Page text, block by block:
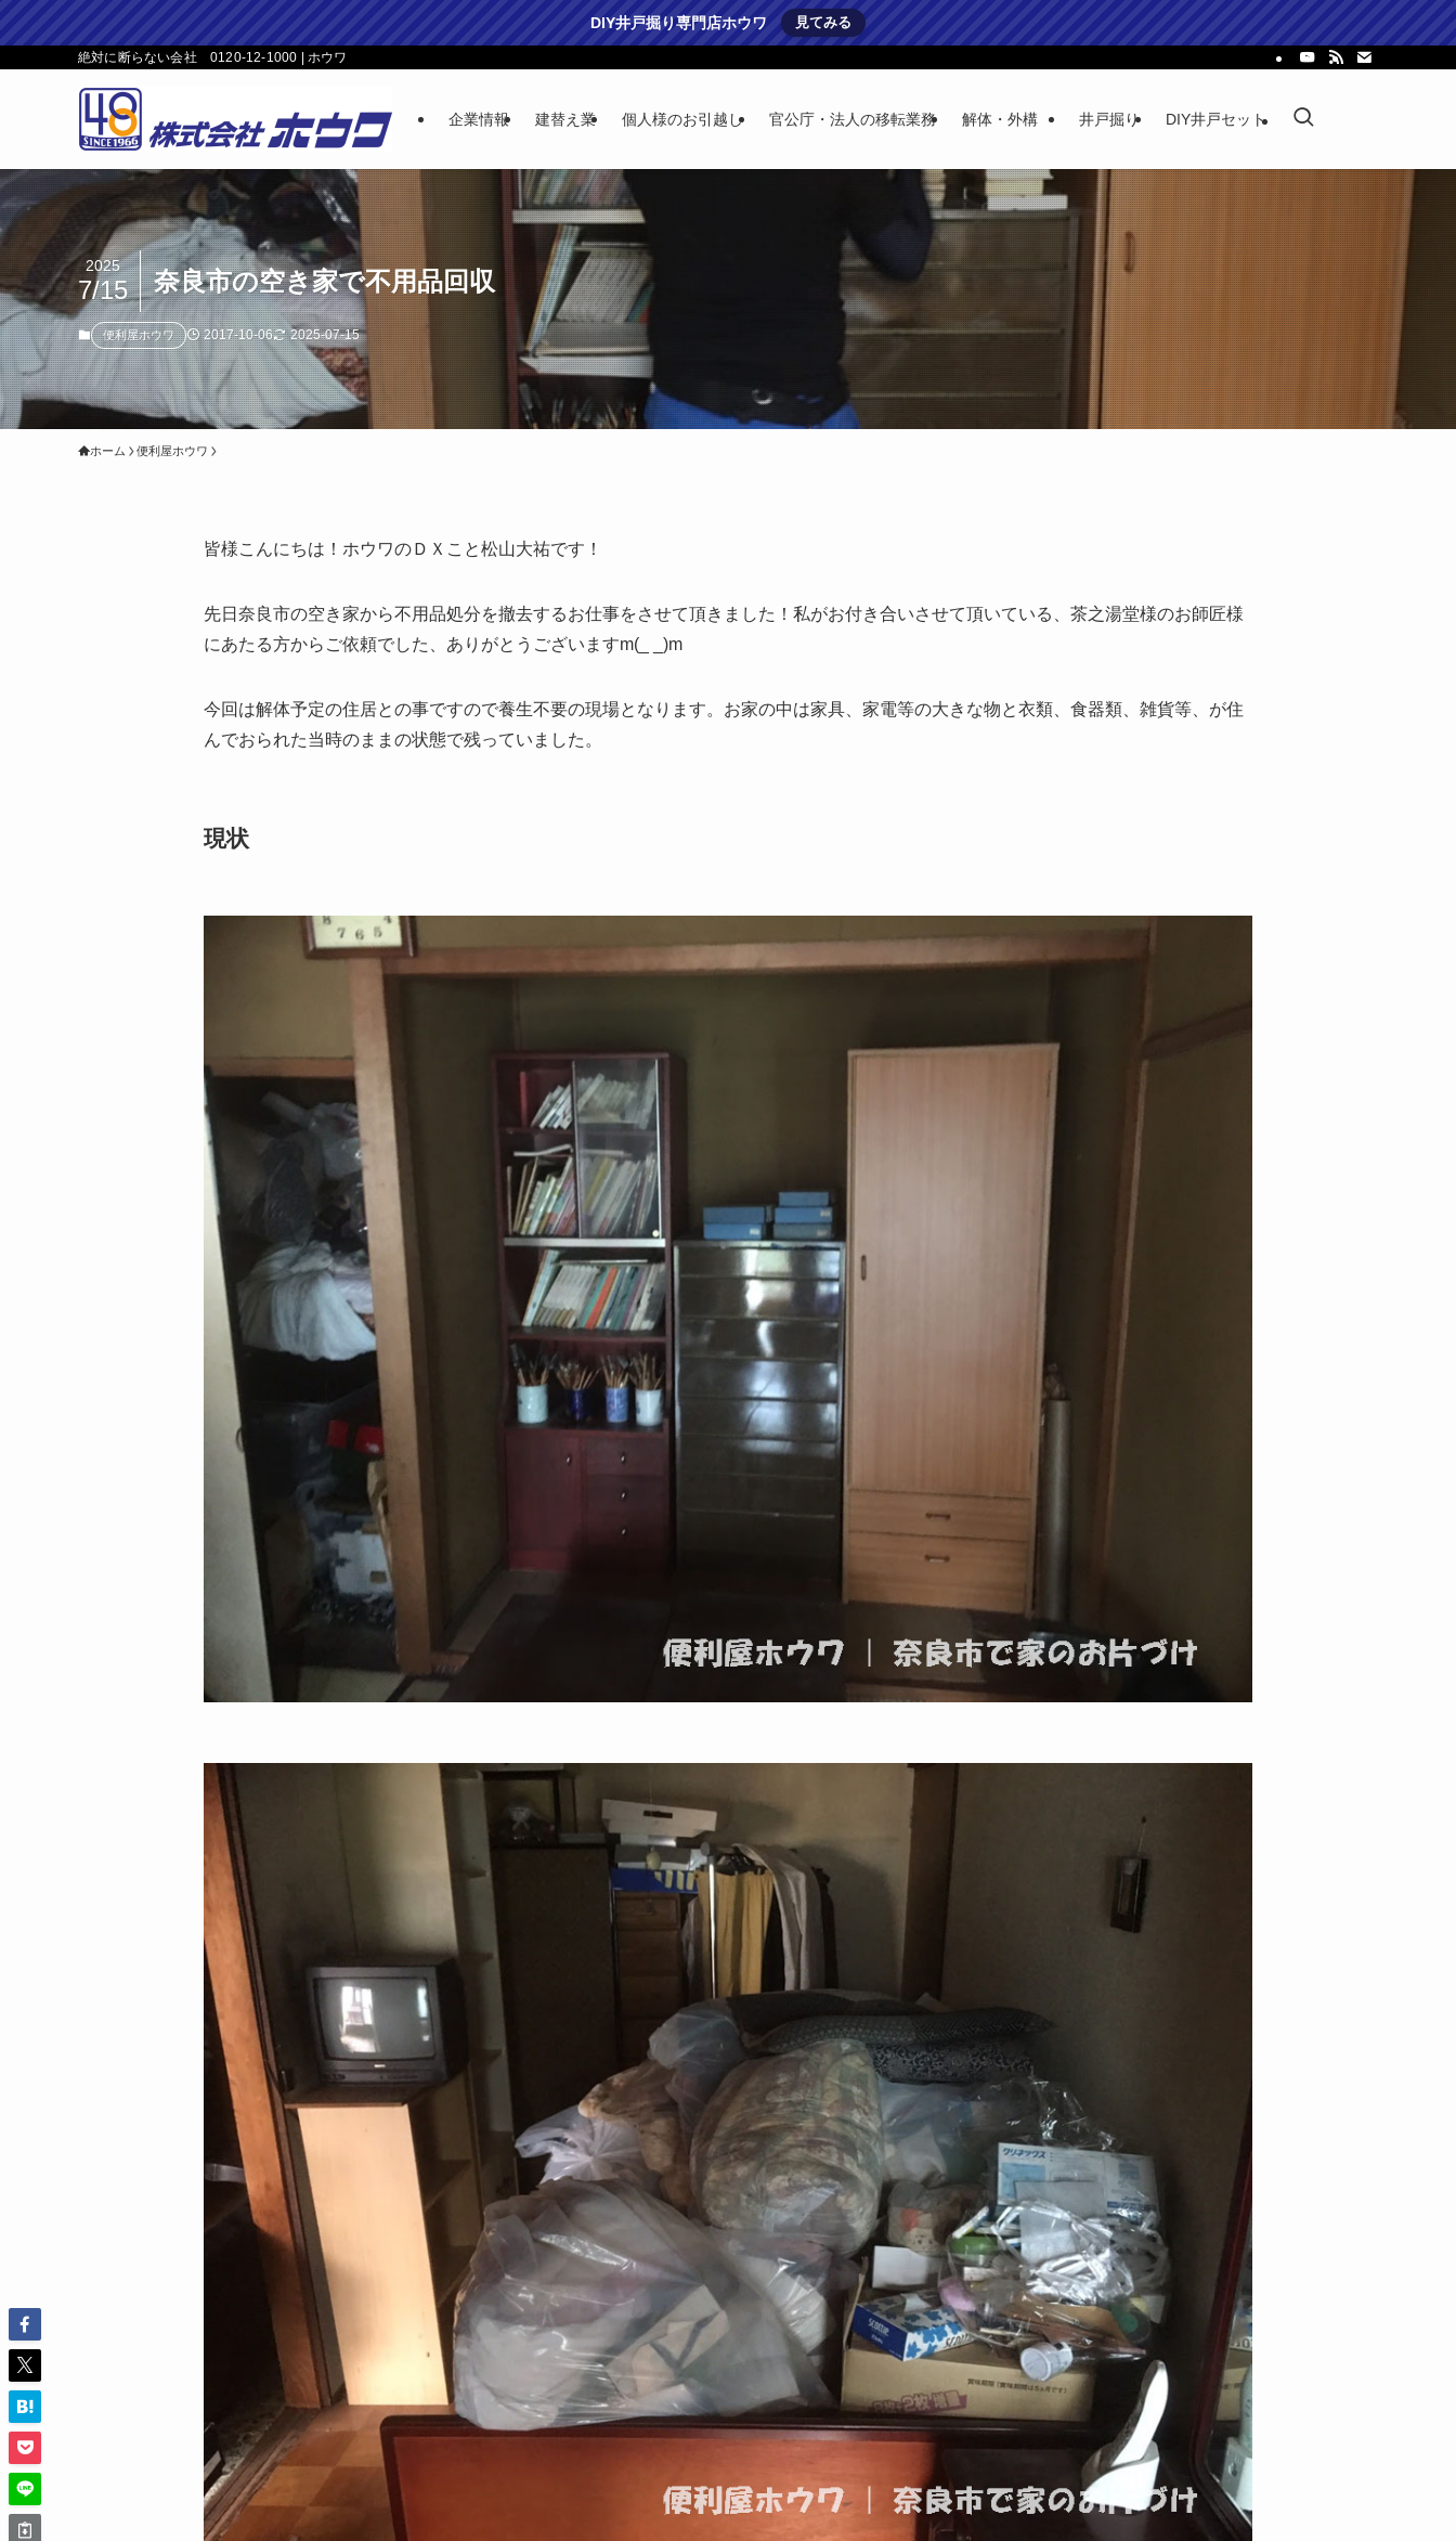
DIY井戸掘り専門店ホウワ 見てみる
絶対に断らない会社 0120-12-1000 | ホウワ
企業情報 建替え業 個人様のお引越し 官公庁・法人の移転業務 解体・外構 井戸掘り DIY井戸セット
奈良市の空き家で不用品回収
2025
7/15
便利屋ホウワ 2017-10-06 2025-07-15
ホーム 便利屋ホウワ
皆様こんにちは！ホウワのＤＸこと松山大祐です！
先日奈良市の空き家から不用品処分を撤去するお仕事をさせて頂きました！私がお付き合いさせて頂いている、茶之湯堂様のお師匠様
にあたる方からご依頼でした、ありがとうございますm(_ _)m
今回は解体予定の住居との事ですので養生不要の現場となります。お家の中は家具、家電等の大きな物と衣類、食器類、雑貨等、が住
んでおられた当時のままの状態で残っていました。
現状